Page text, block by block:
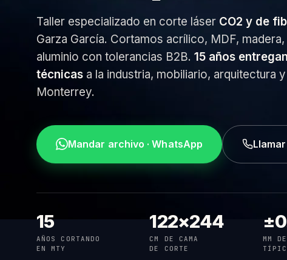
Taller especializado en corte láser CO2 y de
Garza García. Cortamos acrílico, MDF,
aluminio con tolerancias B2B. 15 años
técnicas a la industria, mobiliario, arquitectura
Monterrey.
Mandar archivo · WhatsApp
15
AÑOS CORTANDO
EN MTY
122×244
CM DE CAMA
DE CORTE
MM